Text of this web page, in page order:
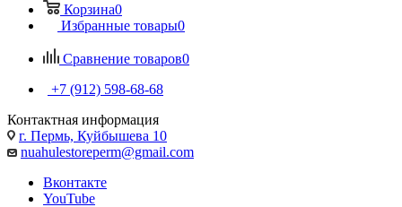
Корзина0
Избранные товары0
Сравнение товаров0
+7 (912) 598-68-68
Контактная информация
г. Пермь, Куйбышева 10
nuahulestoreperm@gmail.com
Вконтакте
YouTube